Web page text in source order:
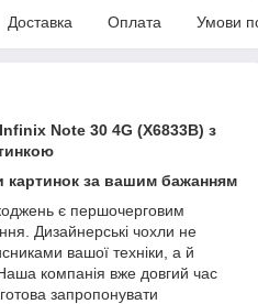
Доставка Оплата Умови
Note 30 4G (X6833B) з
картинок за вашим бажанням
є першочерговим
Дизайнерські чохли не
вашої техніки, а й
компанія вже довгий час
запропонувати